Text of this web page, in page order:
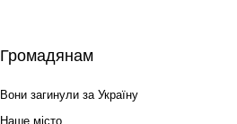
Громадянам
Вони загинули за Україну
Наше місто